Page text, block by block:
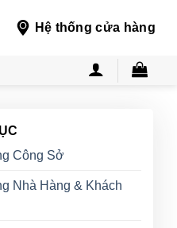
Hệ thống cửa hàng
Công Sở
Nhà Hàng & Khách